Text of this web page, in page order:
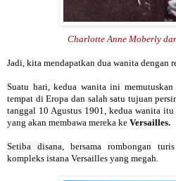
Charlotte Anne Moberly
Jadi, kita mendapatkan dua wanita dengan
Suatu hari, kedua wanita ini
tempat di Eropa dan salah satu tujuan
tanggal 10 Agustus 1901, kedua wanita
yang akan membawa mereka ke Versailles.
Setiba disana, bersama rombongan
kompleks istana Versailles yang megah.